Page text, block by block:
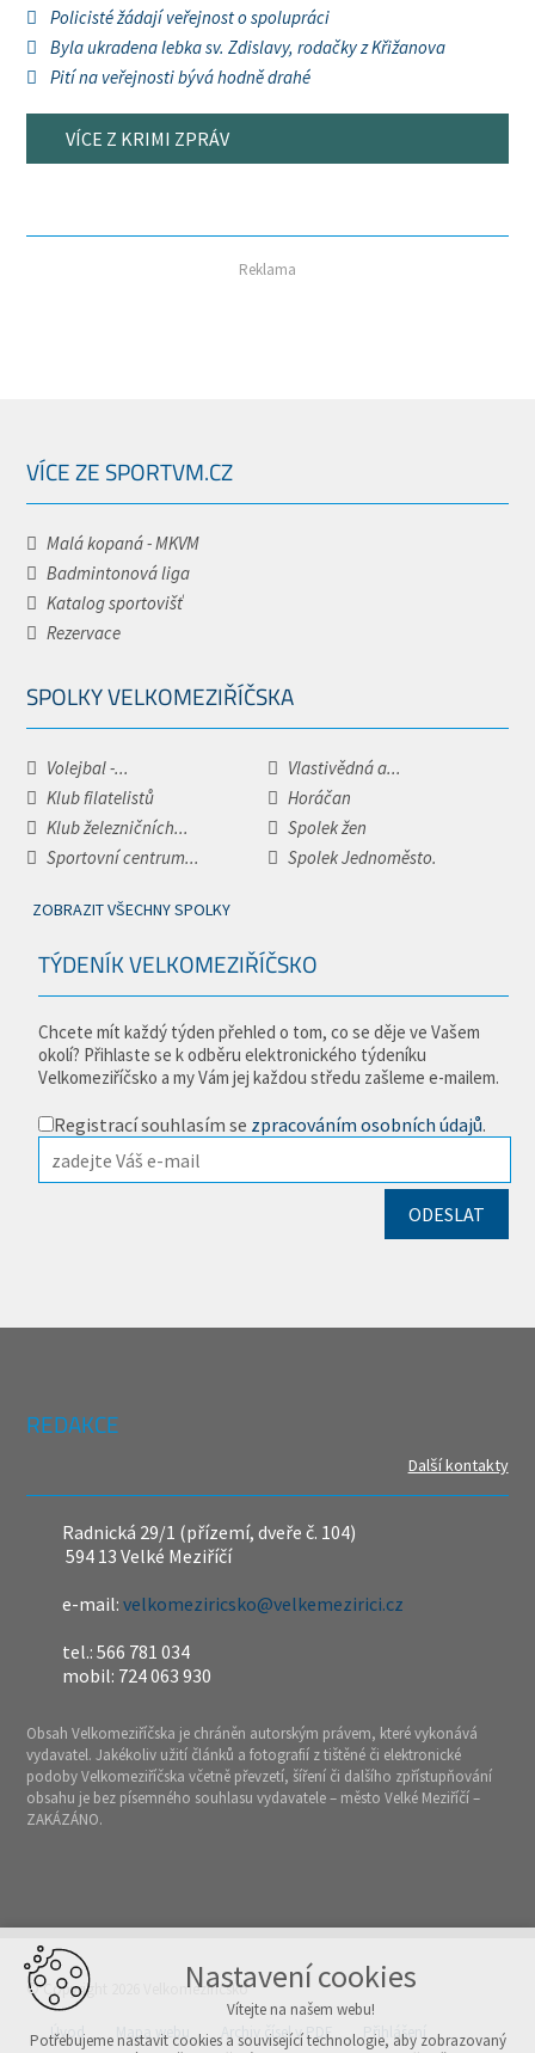
Policisté žádají veřejnost o spolupráci
Byla ukradena lebka sv. Zdislavy, rodačky z Křižanova
Pití na veřejnosti bývá hodně drahé
VÍCE Z KRIMI ZPRÁV
Reklama
VÍCE ZE SPORTVM.CZ
Malá kopaná - MKVM
Badmintonová liga
Katalog sportovišť
Rezervace
SPOLKY VELKOMEZIŘÍČSKA
Volejbal -...
Vlastivědná a...
Klub filatelistů
Horáčan
Klub železničních...
Spolek žen
Sportovní centrum...
Spolek Jednoměsto.
ZOBRAZIT VŠECHNY SPOLKY
TÝDENÍK VELKOMEZIŘÍČSKO
Chcete mít každý týden přehled o tom, co se děje ve Vašem
okolí? Přihlaste se k odběru elektronického týdeníku
Velkomeziříčsko a my Vám jej každou středu zašleme e-mailem.
Registrací souhlasím se zpracováním osobních údajů.
REDAKCE
Další kontakty
Radnická 29/1 (přízemí, dveře č. 104)
594 13 Velké Meziříčí
e-mail:velkomeziricsko@velkemezirici.cz
tel.: 566 781 034
mobil: 724 063 930
Obsah Velkomeziříčska je chráněn autorským právem, které vykonává
vydavatel. Jakékoliv užití článků a fotografií z tištěné či elektronické
podoby Velkomeziříčska včetně převzetí, šíření či dalšího zpřístupňování
obsahu je bez písemného souhlasu vydavatele – město Velké Meziříčí –
ZAKÁZÁNO.
© Copyright 2026 Velkomeziříčsko
Úvod Mapa webu Archiv čísel v PDF Přihlášení
Nastavení cookies
Vítejte na našem webu!
Potřebujeme nastavit cookies a související technologie, aby zobrazovaný